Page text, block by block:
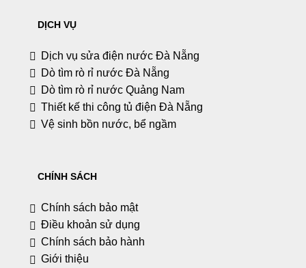
DỊCH VỤ
Dịch vụ sửa điện nước Đà Nẵng
Dò tìm rò rỉ nước Đà Nẵng
Dò tìm rò rỉ nước Quảng Nam
Thiết kế thi công tủ điện Đà Nẵng
Vệ sinh bồn nước, bể ngầm
CHÍNH SÁCH
Chính sách bảo mật
Điều khoản sử dụng
Chính sách bảo hành
Giới thiệu